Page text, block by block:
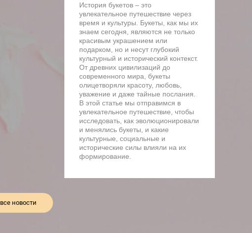
История букетов – это
увлекательное путешествие через
время и культуры. Букеты, как мы их
знаем сегодня, являются не только
красивым украшением или
подарком, но и несут глубокий
культурный и исторический контекст.
От древних цивилизаций до
современного мира, букеты
олицетворяли красоту, любовь,
уважение и даже тайные послания.
В этой статье мы отправимся в
увлекательное путешествие, чтобы
исследовать, как эволюционировали
и менялись букеты, и какие
культурные, социальные и
исторические силы влияли на их
формирование.
все новости